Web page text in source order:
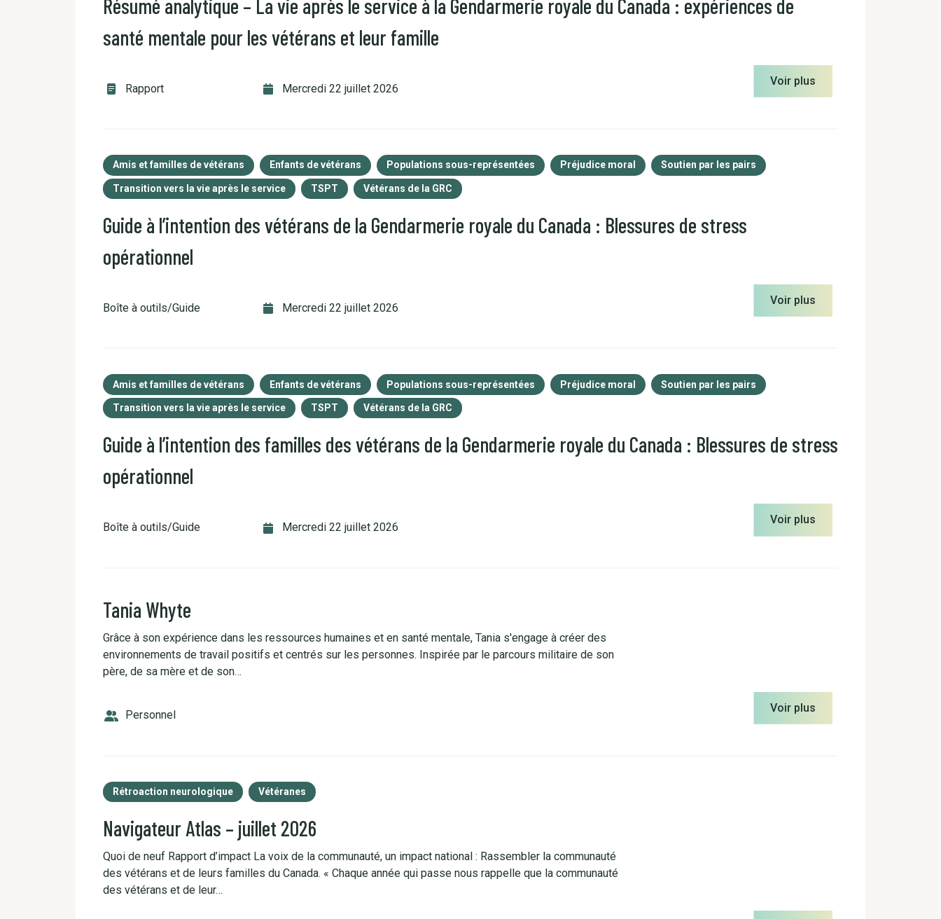
Résumé analytique – La vie après le service à la Gendarmerie royale du Canada : expériences de
santé mentale pour les vétérans et leur famille
Rapport Mercredi 22 juillet 2026
Voir plus
Amis et familles de vétérans Enfants de vétérans Populations sous-représentées Préjudice moral Soutien par les pairs
Transition vers la vie après le service TSPT Vétérans de la GRC
Guide à l’intention des vétérans de la Gendarmerie royale du Canada : Blessures de stress
opérationnel
Boîte à outils/Guide Mercredi 22 juillet 2026
Voir plus
Amis et familles de vétérans Enfants de vétérans Populations sous-représentées Préjudice moral Soutien par les pairs
Transition vers la vie après le service TSPT Vétérans de la GRC
Guide à l’intention des familles des vétérans de la Gendarmerie royale du Canada : Blessures de stress
opérationnel
Boîte à outils/Guide Mercredi 22 juillet 2026
Voir plus
Tania Whyte
Grâce à son expérience dans les ressources humaines et en santé mentale, Tania s'engage à créer des
environnements de travail positifs et centrés sur les personnes. Inspirée par le parcours militaire de son
père, de sa mère et de son…
Personnel
Voir plus
Rétroaction neurologique Vétéranes
Navigateur Atlas – juillet 2026
Quoi de neuf Rapport d’impact La voix de la communauté, un impact national : Rassembler la communauté
des vétérans et de leurs familles du Canada. « Chaque année qui passe nous rappelle que la communauté
des vétérans et de leur…